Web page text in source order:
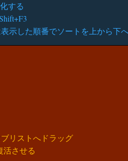
する
示した順番でソートを上から下
リストへドラッグ
活させる